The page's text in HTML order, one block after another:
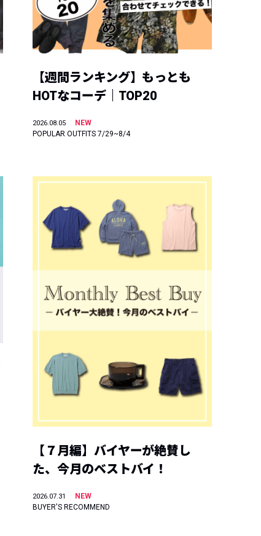
【週間ランキング】もっとも
HOTなコーデ｜TOP20
2026.08.05
NEW
POPULAR OUTFITS 7/29~8/4
【７月編】バイヤーが絶賛し
た、今月のベストバイ！
2026.07.31
NEW
BUYER'S RECOMMEND